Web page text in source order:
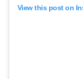
View this post on